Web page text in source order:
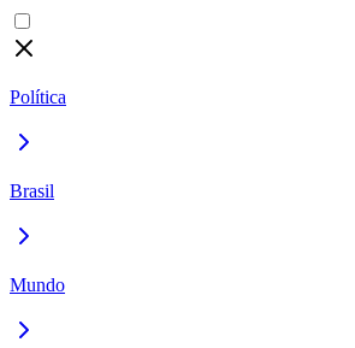
Política
Brasil
Mundo